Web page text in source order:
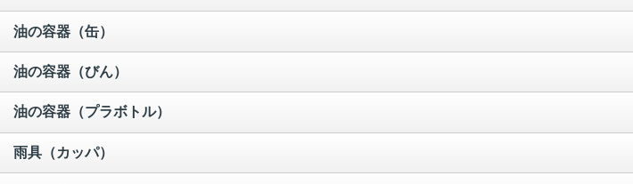
油の容器（缶）
油の容器（びん）
油の容器（プラボトル）
雨具（カッパ）